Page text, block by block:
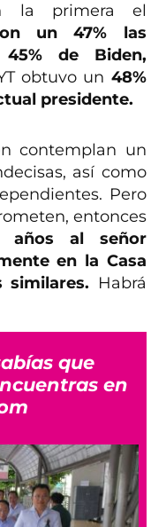
la primera el
un 47% las
de Biden,
obtuvo un 48%
presidente.
contemplan un
así como
Pero
entonces
años al señor
en la Casa
similares. Habrá
que
en